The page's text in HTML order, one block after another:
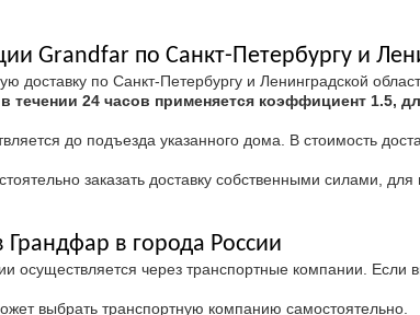
Grandfar по Санкт-Петербургу и
доставку по Санкт-Петербургу и Ленинградской
течении 24 часов применяется коэффициент 1.5,
до подъезда указанного дома. В стоимость
заказать доставку собственными силами,
Грандфар в города России
осуществляется через транспортные компании.
выбрать транспортную компанию самостоятельно.